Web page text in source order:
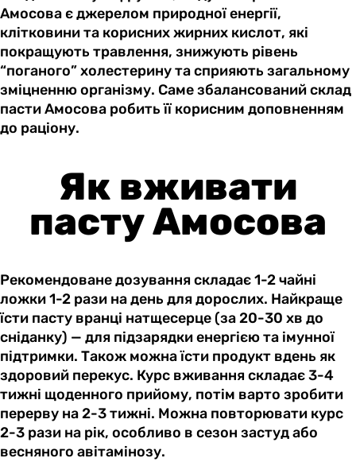
Амосова є джерелом природної енергії,
клітковини та корисних жирних кислот, які
покращують травлення, знижують рівень
“поганого” холестерину та сприяють загальному
зміцненню організму. Саме збалансований склад
пасти Амосова робить її корисним доповненням
до раціону.
Як вживати
пасту Амосова
Рекомендоване дозування складає 1-2 чайні
ложки 1-2 рази на день для дорослих. Найкраще
їсти пасту вранці натщесерце (за 20-30 хв до
сніданку) — для підзарядки енергією та імунної
підтримки. Також можна їсти продукт вдень як
здоровий перекус. Курс вживання складає 3-4
тижні щоденного прийому, потім варто зробити
перерву на 2-3 тижні. Можна повторювати курс
2-3 рази на рік, особливо в сезон застуд або
весняного авітамінозу.